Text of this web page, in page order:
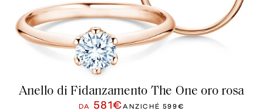
Anello di Fidanzamento The One oro rosa
DA 581€ANZICHÉ 599€